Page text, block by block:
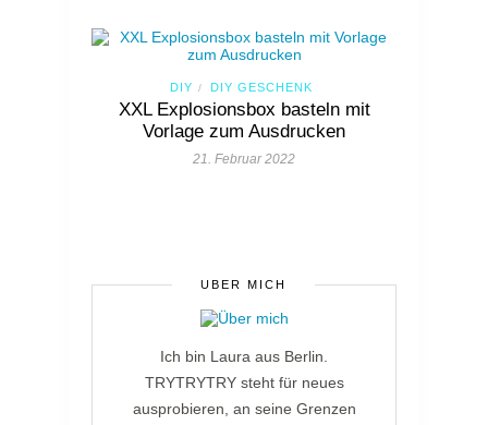
DIY / DIY GESCHENK
XXL Explosionsbox basteln mit
Vorlage zum Ausdrucken
21. Februar 2022
ÜBER MICH
Ich bin Laura aus Berlin.
TRYTRYTRY steht für neues
ausprobieren, an seine Grenzen